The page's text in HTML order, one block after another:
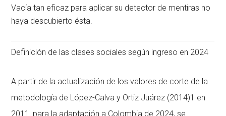
Vacía tan eficaz para aplicar su detector de mentiras no
haya descubierto ésta.
Definición de las clases sociales según ingreso en 2024
A partir de la actualización de los valores de corte de la
metodología de López-Calva y Ortiz Juárez (2014)1 en
2011, para la adaptación a Colombia de 2024, se